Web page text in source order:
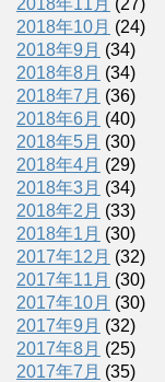
2018年10月 (24)
2018年9月 (34)
2018年8月 (34)
2018年7月 (36)
2018年6月 (40)
2018年5月 (30)
2018年4月 (29)
2018年3月 (34)
2018年2月 (33)
2018年1月 (30)
2017年12月 (32)
2017年11月 (30)
2017年10月 (30)
2017年9月 (32)
2017年8月 (25)
2017年7月 (35)